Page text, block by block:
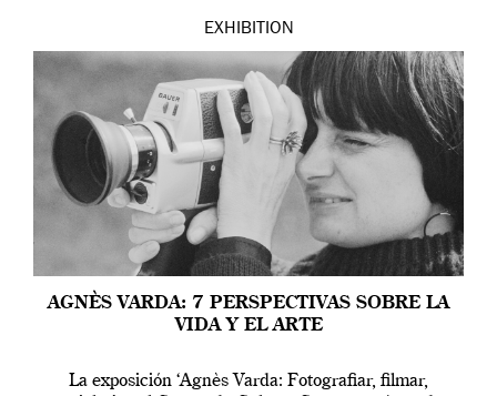
EXHIBITION
AGNÈS VARDA: 7 PERSPECTIVAS SOBRE LA
VIDA Y EL ARTE
La exposición ‘Agnès Varda: Fotografiar, filmar,